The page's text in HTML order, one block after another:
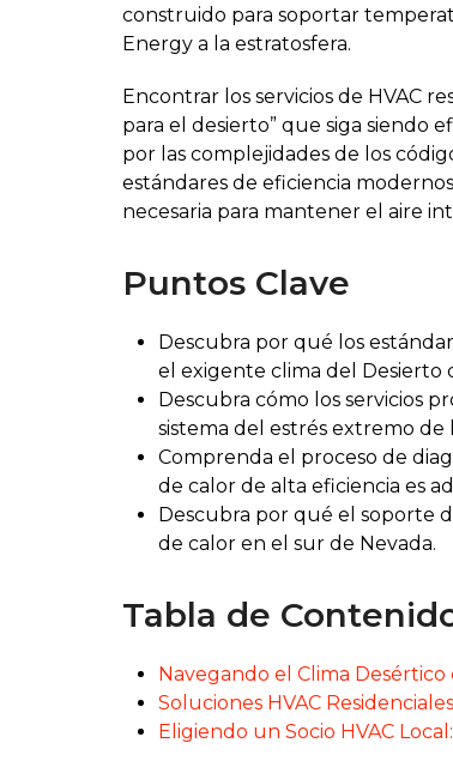
construido para soportar
Energy a la estratosfera.
Encontrar los servicios de HVAC
para el desierto” que siga siendo
por las complejidades de los
estándares de eficiencia
necesaria para mantener el aire
Puntos Clave
Descubra por qué los
el exigente clima del Desierto
Descubra cómo los servicios
sistema del estrés extremo de
Comprenda el proceso de
de calor de alta eficiencia es
Descubra por qué el soporte
de calor en el sur de Nevada.
Tabla de
Navegando el Clima
Soluciones HVAC
Eligiendo un Socio HVAC